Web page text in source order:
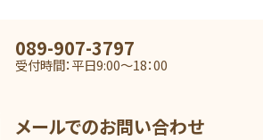
089-907-3797
受付時間：平日9:00〜18：00
メールでのお問い合わせ